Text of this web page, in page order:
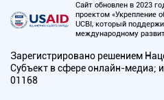
Сайт обновлен в 2023
проектом «Укрепление
UCBI, который
международному
Зарегистрировано решением
Субъект в сфере онлайн-медиа;
01168